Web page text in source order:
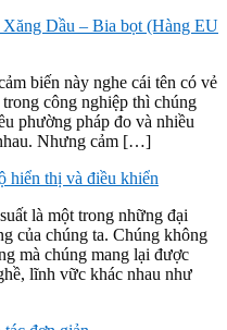
Dầu – Bia bọt (Hàng EU
biến này nghe cái tên có vẻ
công nghiệp thì chúng
phường pháp đo và nhiều
Nhưng cảm […]
hiển thị và điều khiển
là một trong những đại
của chúng ta. Chúng không
mà chúng mang lại được
lĩnh vữc khác nhau như